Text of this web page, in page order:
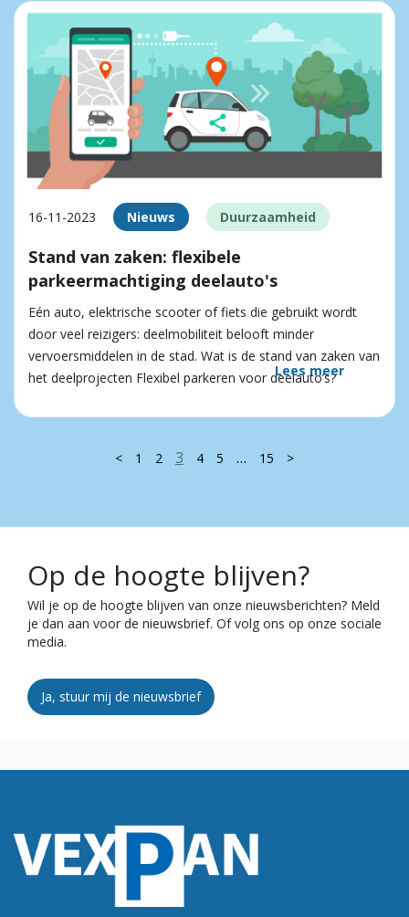
16-11-2023 Nieuws Duurzaamheid
Stand van zaken: flexibele
parkeermachtiging deelauto's
Eén auto, elektrische scooter of fiets die gebruikt wordt
door veel reizigers: deelmobiliteit belooft minder
vervoersmiddelen in de stad. Wat is de stand van zaken van
het deelprojecten Flexibel parkeren voor deelauto’s?
Lees meer
< 1 2 3 4 5 … 15 >
Op de hoogte blijven?
Wil je op de hoogte blijven van onze nieuwsberichten? Meld
je dan aan voor de nieuwsbrief. Of volg ons op onze sociale
media.
Ja, stuur mij de nieuwsbrief